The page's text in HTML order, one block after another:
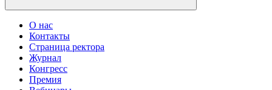
О нас
Контакты
Страница ректора
Журнал
Конгресс
Премия